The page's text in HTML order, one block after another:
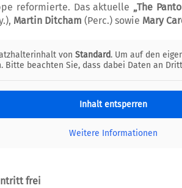
reformierte. Das aktuelle „The
Martin Ditcham (Perc.) sowie Mary
vonStandard. Um auf den
Bitte beachten Sie, dass dabei Daten an
Inhalt entsperren
Weitere Informationen
frei